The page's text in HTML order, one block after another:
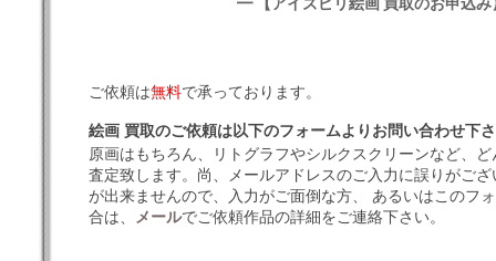
ご依頼は無料で承っております。
絵画 買取のご依頼は以下のフォームよりお問い合わせ下
原画はもちろん、リトグラフやシルクスクリーンなど、
査定致します。尚、メールアドレスのご入力に誤りがご
が出来ませんので、入力がご面倒な方、 あるいはこのフ
合は、
メールでご依頼作品の詳細をご連絡下さい。